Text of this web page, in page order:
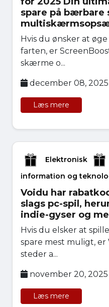
spare på
Hvis du ønsker at
farten, er
skærme o...
december 08, 2025
Læs mere
Elektronisk
information og
Voidu har
slags pc-spil,
indie-gyser og
Hvis du elsker at
spare mest muligt, er
steder a...
november 20, 2025
Læs mere